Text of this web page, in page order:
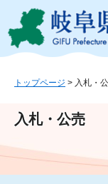
ジ
ュ
文
トップページ > 入札・
入札・公売